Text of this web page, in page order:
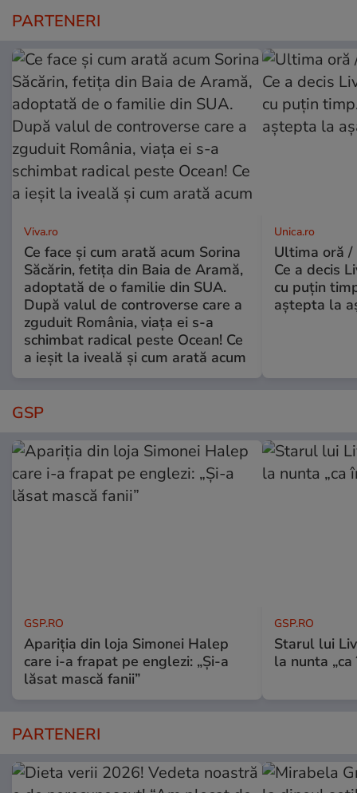
PARTENERI
Viva.ro
Ce face și cum arată acum Sorina
Săcărin, fetița din Baia de Aramă,
adoptată de o familie din SUA.
După valul de controverse care a
zguduit România, viața ei s-a
schimbat radical peste Ocean! Ce
a ieșit la iveală și cum arată acum
Unica.ro
Ultima oră /
Ce a decis
cu puțin
aștepta la
GSP
GSP.RO
Apariția din loja Simonei Halep
care i-a frapat pe englezi: „Și-a
lăsat mască fanii”
GSP.RO
Starul lui
la nunta „ca
PARTENERI